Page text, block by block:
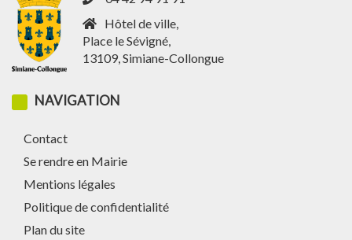
Hôtel de ville,
Place le Sévigné,
13109, Simiane-Collongue
NAVIGATION
Contact
Se rendre en Mairie
Mentions légales
Politique de confidentialité
Plan du site